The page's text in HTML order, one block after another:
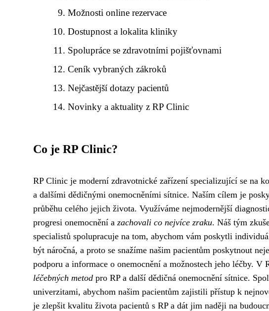
Možnosti online rezervace
Dostupnost a lokalita kliniky
Spolupráce se zdravotními pojišťovnami
Ceník vybraných zákroků
Nejčastější dotazy pacientů
Novinky a aktuality z RP Clinic
Co je RP Clinic?
RP Clinic je moderní zdravotnické zařízení specializující se na
a dalšími dědičnými onemocněními sítnice. Naším cílem je
průběhu celého jejich života. Využíváme nejmodernější
progresi onemocnění a zachovali co nejvíce zraku. Náš tým
specialistů spolupracuje na tom, abychom vám poskytli
být náročná, a proto se snažíme našim pacientům poskytnout
podporu a informace o onemocnění a možnostech jeho léčby.
léčebných metod pro RP a další dědičná onemocnění sítnice.
univerzitami, abychom našim pacientům zajistili přístup k
je zlepšit kvalitu života pacientů s RP a dát jim naději na